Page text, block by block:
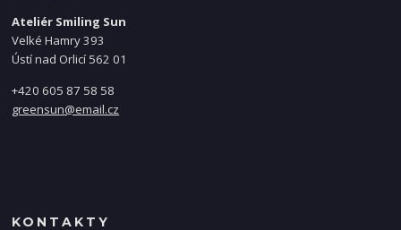
Ateliér Smiling Sun
Velké Hamry 393
Ústí nad Orlicí 562 01
+420 605 87 58 58
greensun@email.cz
KONTAKTY